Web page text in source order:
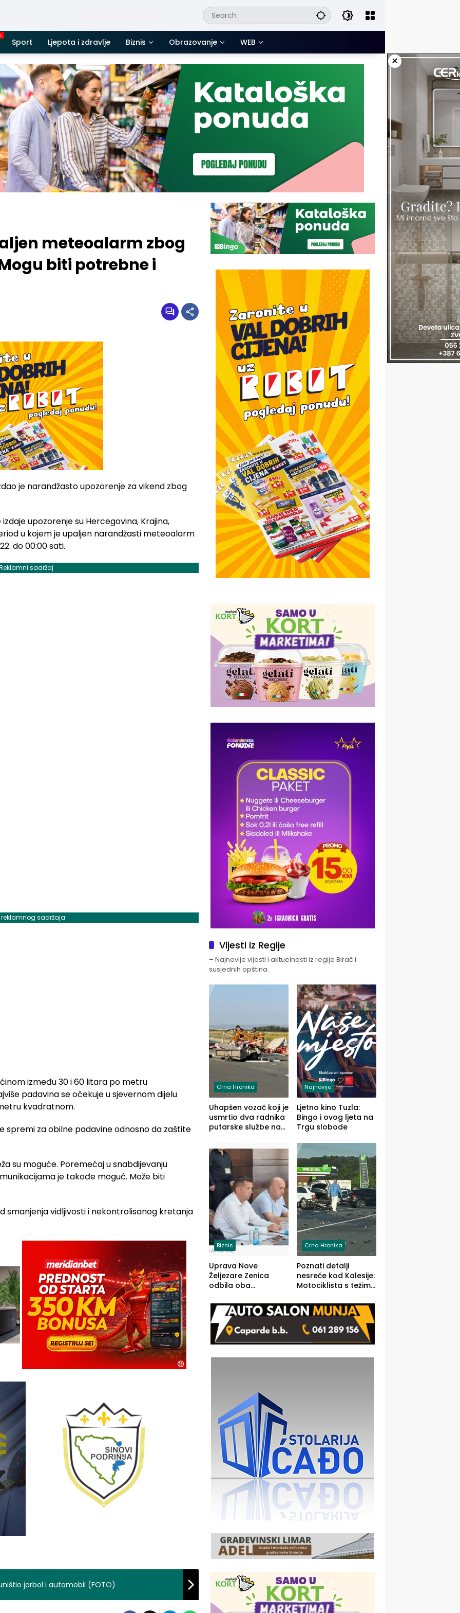
Sport Ljepota i zdravlje Biznis Obrazovanje WEB
×
meteoalarm zbog
biti potrebne i
je narandžasto upozorenje za vikend zbog
upozorenje su Hercegovina, Krajina,
u kojem je upaljen narandžasti meteoalarm
do 00:00 sati.
sadržaj
reklamnog sadržaja
između 30 i 60 litara po metru
padavina se očekuje u sjevernom dijelu
kvadratnom.
spremi za obilne padavine odnosno da zaštite
su moguće. Poremećaj u snabdijevanju
je takođe moguć. Može biti
smanjenja vidljivosti i nekontrolisanog kretanja
jarbol i automobil (FOTO)
Vijesti iz Regije
– Najnovije vijesti i aktuelnosti iz regije Birač i
susjednih opština.
Crna Hronika
Uhapšen vozač koji je
usmrtio dva radnika
putarske službe na
prema Šapcu
(FOTO)
Najnovije
Ljetno kino Tuzla:
Bingo i ovog ljeta na
Trgu slobode
Biznis
Uprava Nove
Željezare Zenica
odbila oba
FBiH: Ustrajni da je
stečaj jedino rješenje
Crna Hronika
Poznati detalji
nesreće kod Kalesije:
Motociklista s težim,
lakšim povredama